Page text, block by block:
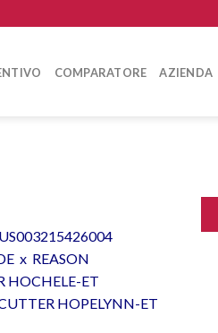
COMPARATORE AZIENDA
x REASON
HOCHELE-ET
HOPELYNN-ET